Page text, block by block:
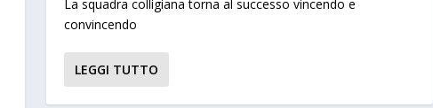
La squadra colligiana torna al successo vincendo e
convincendo
LEGGI TUTTO